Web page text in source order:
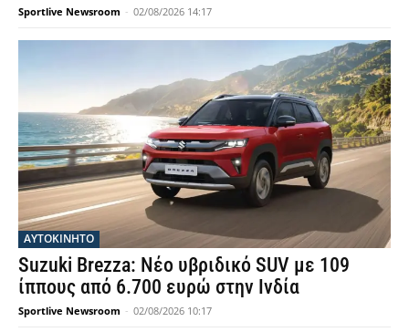
Sportlive Newsroom - 02/08/2026 14:17
ΑΥΤΟΚΙΝΗΤΟ
Suzuki Brezza: Νέο υβριδικό SUV με 109
ίππους από 6.700 ευρώ στην Ινδία
Sportlive Newsroom - 02/08/2026 10:17